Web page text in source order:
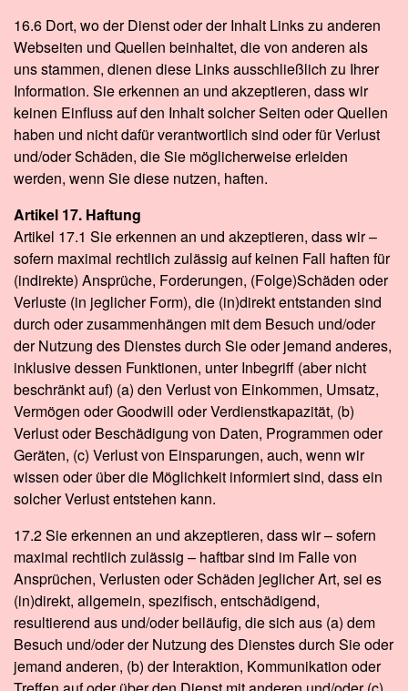
16.6 Dort, wo der Dienst oder der Inhalt Links zu anderen
Webseiten und Quellen beinhaltet, die von anderen als
uns stammen, dienen diese Links ausschließlich zu Ihrer
Information. Sie erkennen an und akzeptieren, dass wir
keinen Einfluss auf den Inhalt solcher Seiten oder Quellen
haben und nicht dafür verantwortlich sind oder für Verlust
und/oder Schäden, die Sie möglicherweise erleiden
werden, wenn Sie diese nutzen, haften.
Artikel 17. Haftung
Artikel 17.1 Sie erkennen an und akzeptieren, dass wir –
sofern maximal rechtlich zulässig auf keinen Fall haften für
(indirekte) Ansprüche, Forderungen, (Folge)Schäden oder
Verluste (in jeglicher Form), die (in)direkt entstanden sind
durch oder zusammenhängen mit dem Besuch und/oder
der Nutzung des Dienstes durch Sie oder jemand anderes,
inklusive dessen Funktionen, unter Inbegriff (aber nicht
beschränkt auf) (a) den Verlust von Einkommen, Umsatz,
Vermögen oder Goodwill oder Verdienstkapazität, (b)
Verlust oder Beschädigung von Daten, Programmen oder
Geräten, (c) Verlust von Einsparungen, auch, wenn wir
wissen oder über die Möglichkeit informiert sind, dass ein
solcher Verlust entstehen kann.
17.2 Sie erkennen an und akzeptieren, dass wir – sofern
maximal rechtlich zulässig – haftbar sind im Falle von
Ansprüchen, Verlusten oder Schäden jeglicher Art, sei es
(in)direkt, allgemein, spezifisch, entschädigend,
resultierend aus und/oder beiläufig, die sich aus (a) dem
Besuch und/oder der Nutzung des Dienstes durch Sie oder
jemand anderen, (b) der Interaktion, Kommunikation oder